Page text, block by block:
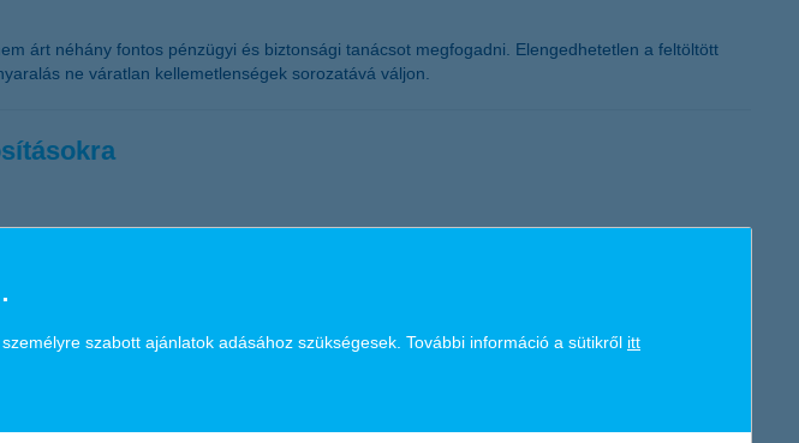
árt néhány fontos pénzügyi és biztonsági tanácsot megfogadni. Elengedhetetlen a feltöltött
ne váratlan kellemetlenségek sorozatává váljon.
szabott ajánlatok adásához szükségesek. További információ a sütikről itt